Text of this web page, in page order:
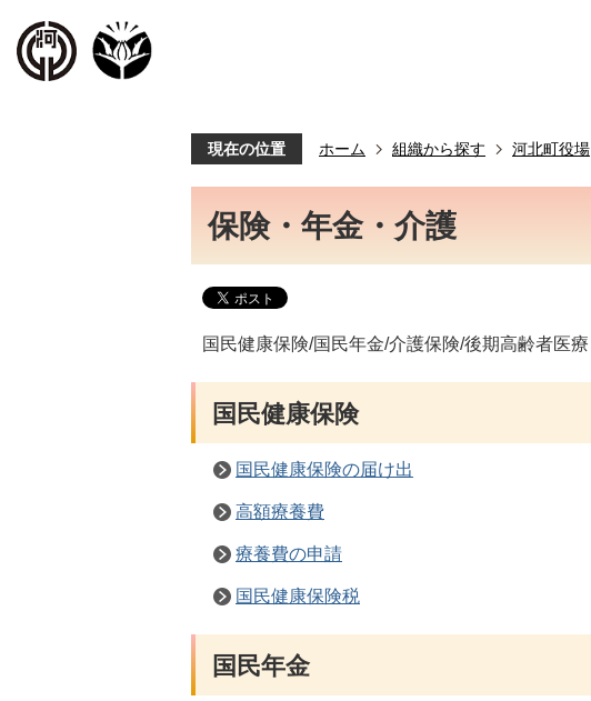
現在の位置 ホーム 組織から探す 河北町役場
保険・年金・介護
国民健康保険/国民年金/介護保険/後期高齢者医療
国民健康保険
国民健康保険の届け出
高額療養費
療養費の申請
国民健康保険税
国民年金